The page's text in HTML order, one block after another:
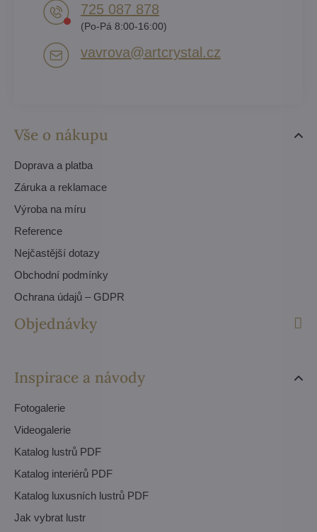
Vše o nákupu
Doprava a platba
Záruka a reklamace
Výroba na míru
Reference
Nejčastější dotazy
Obchodní podmínky
Ochrana údajů – GDPR
Objednávky
Inspirace a návody
Fotogalerie
Videogalerie
Katalog lustrů PDF
Katalog interiérů PDF
Katalog luxusních lustrů PDF
Jak vybrat lustr
725 087 878​
(Po-Pá 8:00-16:00)
vavrova​@artcrystal​.cz